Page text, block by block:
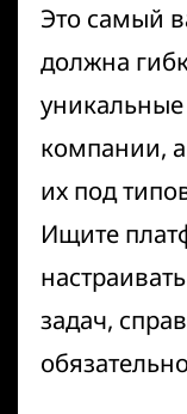
Это самый
должна
компании,
их под
Ищите
задач,